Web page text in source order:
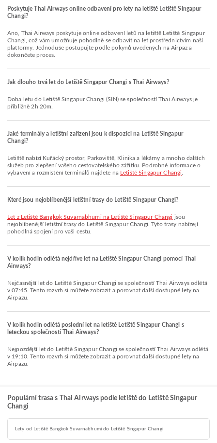
Poskytuje Thai Airways online odbavení pro lety na letiště Letiště Singapur
Changi?
Ano, Thai Airways poskytuje online odbavení letů na letiště Letiště Singapur
Changi, což vám umožňuje pohodlně se odbavit na let prostřednictvím naší
platformy. Jednoduše postupujte podle pokynů uvedených na Airpaz a
dokončete proces.
Jak dlouho trvá let do Letiště Singapur Changi s Thai Airways?
Doba letu do Letiště Singapur Changi (SIN) se společností Thai Airways je
přibližně 2h 20m.
Jaké terminály a letištní zařízení jsou k dispozici na Letiště Singapur
Changi?
Letiště nabízí Kuřácký prostor, Parkoviště, Klinika a lékárny a mnoho dalších
služeb pro zlepšení vašeho cestovatelského zážitku. Podrobné informace o
vybavení a rozmístění terminálů najdete na Letiště Singapur Changi
Které jsou nejoblíbenější letištní trasy do Letiště Singapur Changi?
let z Letiště Bangkok Suvarnabhumi na Letiště Singapur Changi jsou
nejoblíbenější letištní trasy do Letiště Singapur Changi. Tyto trasy nabízejí
pohodlná spojení pro vaši cestu.
V kolik hodin odlétá nejdříve let na Letiště Singapur Changi pomocí Thai
Airways?
Nejčasnější let do Letiště Singapur Changi se společností Thai Airways odlétá
v 07:45. Tento rozvrh si můžete zobrazit a porovnat další dostupné lety na
Airpazu.
V kolik hodin odlétá poslední let na letiště Letiště Singapur Changi s
leteckou společností Thai Airways?
Nejpozdější let do Letiště Singapur Changi se společností Thai Airways odlétá
v 19:10. Tento rozvrh si můžete zobrazit a porovnat další dostupné lety na
Airpazu.
Populární trasa s Thai Airways podle letiště do Letiště Singapur
Changi
Lety od Letiště Bangkok Suvarnabhumi do Letiště Singapur Changi